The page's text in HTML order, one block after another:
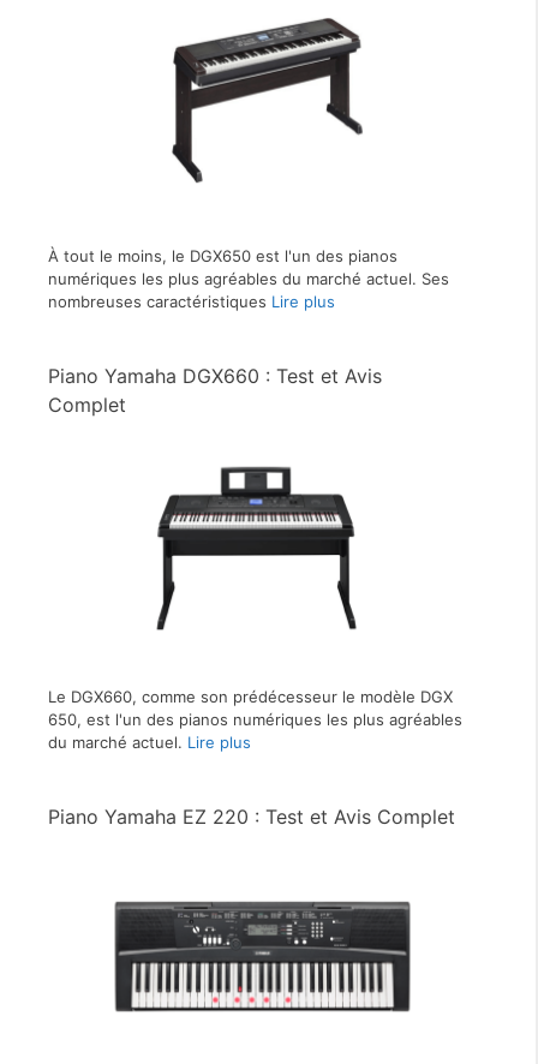
À tout le moins, le DGX650 est l'un des pianos
numériques les plus agréables du marché actuel. Ses
nombreuses caractéristiques Lire plus
Piano Yamaha DGX660 : Test et Avis
Complet
Le DGX660, comme son prédécesseur le modèle DGX
650, est l'un des pianos numériques les plus agréables
du marché actuel. Lire plus
Piano Yamaha EZ 220 : Test et Avis Complet